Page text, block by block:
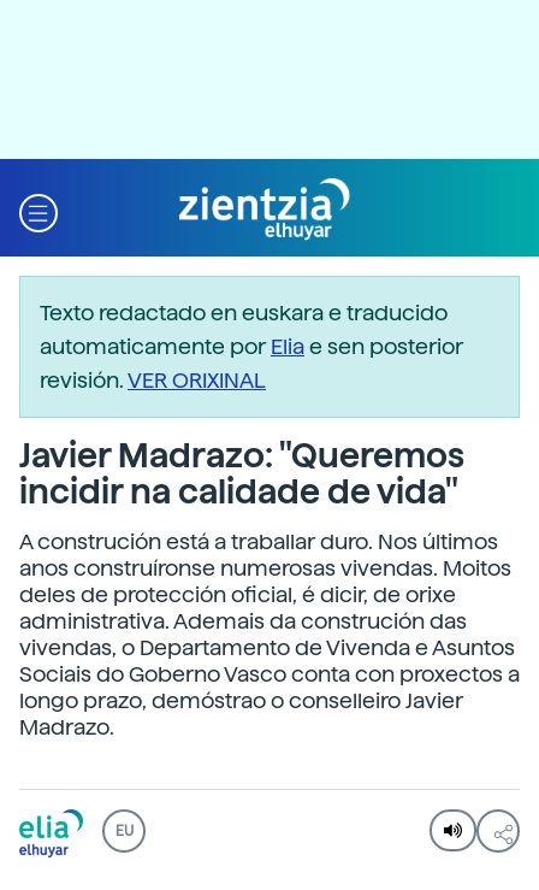
Texto redactado en euskara e traducido
automaticamente porEliae sen posterior
revisión.VER ORIXINAL
Javier Madrazo: "Queremos
incidir na calidade de vida"
A construción está a traballar duro. Nos últimos
anos construíronse numerosas vivendas. Moitos
deles de protección oficial, é dicir, de orixe
administrativa. Ademais da construción das
vivendas, o Departamento de Vivenda e Asuntos
Sociais do Goberno Vasco conta con proxectos a
longo prazo, demóstrao o conselleiro Javier
Madrazo.
EU